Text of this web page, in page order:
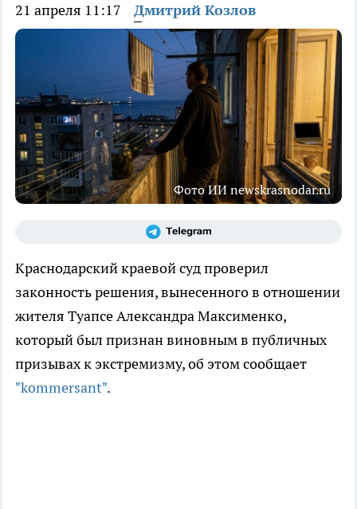
21 апреля 11:17 Дмитрий Козлов
Фото ИИ newskrasnodar.ru
Краснодарский краевой суд проверил
законность решения, вынесенного в отношении
жителя Туапсе Александра Максименко,
который был признан виновным в публичных
призывах к экстремизму, об этом сообщает
"kommersant".